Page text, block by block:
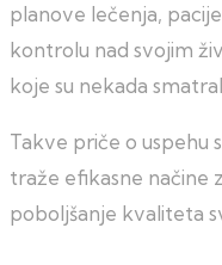
planove lečenja,
kontrolu nad svojim
koje su nekada
Takve priče o uspehu
traže efikasne načine
poboljšanje kvaliteta